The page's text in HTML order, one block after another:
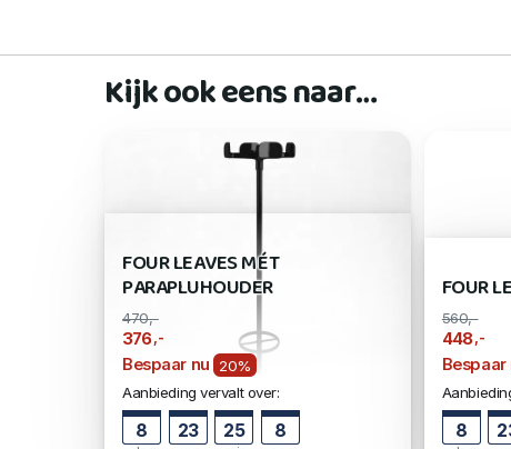
Kijk ook eens naar…
FOUR LEAVES MÉT
PARAPLUHOUDER
470,-
376,-
Bespaar nu 20%
Aanbieding vervalt over:
8 23 25 7
FOUR
560,-
448 ,-
Bespaar
8